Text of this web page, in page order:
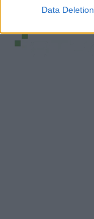
Data Deletion